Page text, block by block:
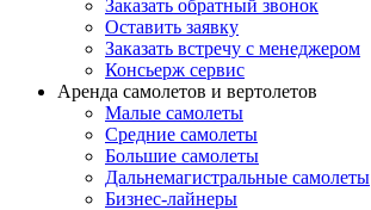
Заказать обратный звонок
Оставить заявку
Заказать встречу с менеджером
Консьерж сервис
Аренда самолетов и вертолетов
Малые самолеты
Средние самолеты
Большие самолеты
Дальнемагистральные самолеты
Бизнес-лайнеры